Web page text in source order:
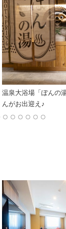
温泉大浴場「ぽんの
んがお出迎え♪